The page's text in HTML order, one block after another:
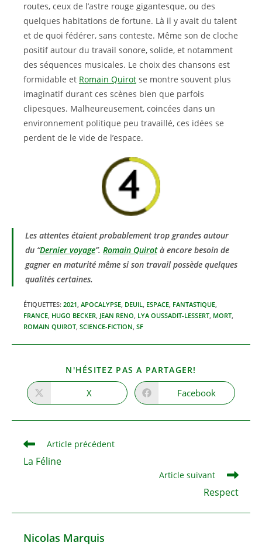
routes, ceux de l’astre rouge gigantesque, ou des
quelques habitations de fortune. Là il y avait du talent
et de quoi fédérer, sans conteste. Même son de cloche
positif autour du travail sonore, solide, et notamment
des séquences musicales. Le choix des chansons est
formidable et Romain Quirot se montre souvent plus
imaginatif durant ces scènes bien que parfois
clipesques. Malheureusement, coincées dans un
environnement politique peu travaillé, ces idées se
perdent de le vide de l’espace.
Les attentes étaient probablement trop grandes autour
du “Dernier voyage”. Romain Quirotà encore besoin de
gagner en maturité même si son travail possède quelques
qualités certaines.
ÉTIQUETTES: 2021, APOCALYPSE, DEUIL, ESPACE, FANTASTIQUE,
FRANCE, HUGO BECKER, JEAN RENO, LYA OUSSADIT-LESSERT, MORT,
ROMAIN QUIROT, SCIENCE-FICTION, SF
N'HÉSITEZ PAS A PARTAGER!
CONTENU
Ouvrir
dans
autre
X Ouvrir
dans
autre
Facebook
Read
more
articles
Article précédent
La Féline
Article suivant
Respect
Nicolas Marquis